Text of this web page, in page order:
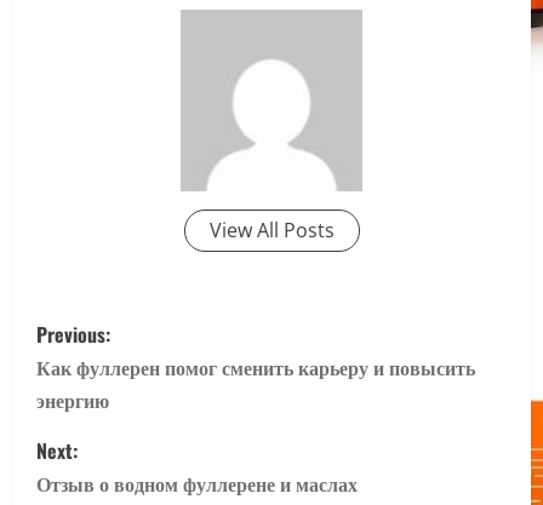
View All Posts
P
o
s
t
Previous:
Как фуллерен помог сменить карьеру и повысить
энергию
Next:
Отзыв о водном фуллерене и маслах